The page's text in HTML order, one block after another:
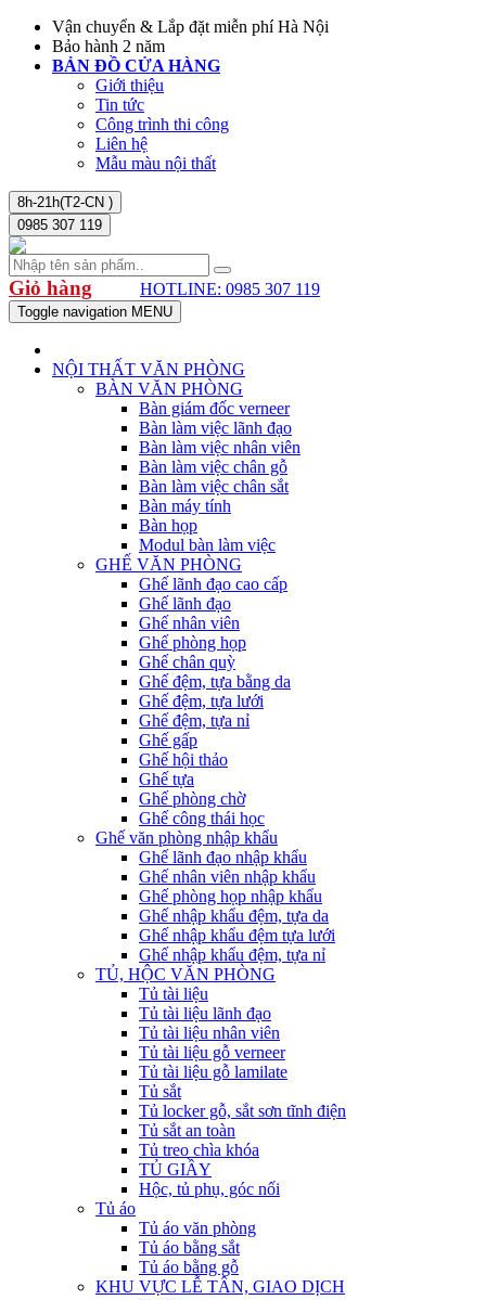
Vận chuyển & Lắp đặt miễn phí Hà Nội
Bảo hành 2 năm
BẢN ĐỒ CỬA HÀNG
Giới thiệu
Tin tức
Công trình thi công
Liên hệ
Mẫu màu nội thất
8h-21h(T2-CN )
0985 307 119
Giỏ hàng HOTLINE: 0985 307 119
Toggle navigation MENU
NỘI THẤT VĂN PHÒNG
BÀN VĂN PHÒNG
Bàn giám đốc verneer
Bàn làm việc lãnh đạo
Bàn làm việc nhân viên
Bàn làm việc chân gỗ
Bàn làm việc chân sắt
Bàn máy tính
Bàn họp
Modul bàn làm việc
GHẾ VĂN PHÒNG
Ghế lãnh đạo cao cấp
Ghế lãnh đạo
Ghế nhân viên
Ghế phòng họp
Ghế chân quỳ
Ghế đệm, tựa bằng da
Ghế đệm, tựa lưới
Ghế đệm, tựa nỉ
Ghế gấp
Ghế hội thảo
Ghế tựa
Ghế phòng chờ
Ghế công thái học
Ghế văn phòng nhập khẩu
Ghế lãnh đạo nhập khẩu
Ghế nhân viên nhập khẩu
Ghế phòng họp nhập khẩu
Ghế nhập khẩu đệm, tựa da
Ghế nhập khẩu đệm tựa lưới
Ghế nhập khẩu đệm, tựa nỉ
TỦ, HỘC VĂN PHÒNG
Tủ tài liệu
Tủ tài liệu lãnh đạo
Tủ tài liệu nhân viên
Tủ tài liệu gỗ verneer
Tủ tài liệu gỗ lamilate
Tủ sắt
Tủ locker gỗ, sắt sơn tĩnh điện
Tủ sắt an toàn
Tủ treo chìa khóa
TỦ GIẦY
Hộc, tủ phụ, góc nối
Tủ áo
Tủ áo văn phòng
Tủ áo bằng sắt
Tủ áo bằng gỗ
KHU VỰC LỄ TÂN, GIAO DỊCH